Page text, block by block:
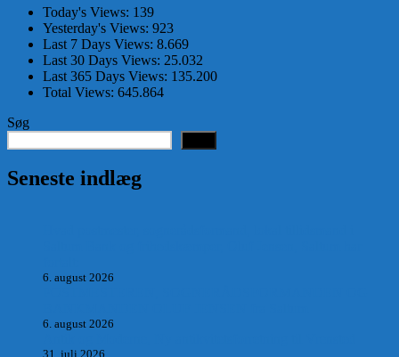
Today's Views: 139
Yesterday's Views: 923
Last 7 Days Views: 8.669
Last 30 Days Views: 25.032
Last 365 Days Views: 135.200
Total Views: 645.864
Søg
Seneste indlæg
6. august 2026
6. august 2026
31. juli 2026